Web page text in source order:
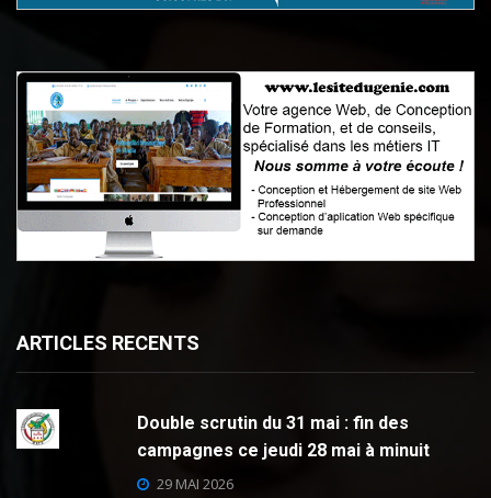
ARTICLES RECENTS
Double scrutin du 31 mai : fin des
campagnes ce jeudi 28 mai à minuit
29 MAI 2026